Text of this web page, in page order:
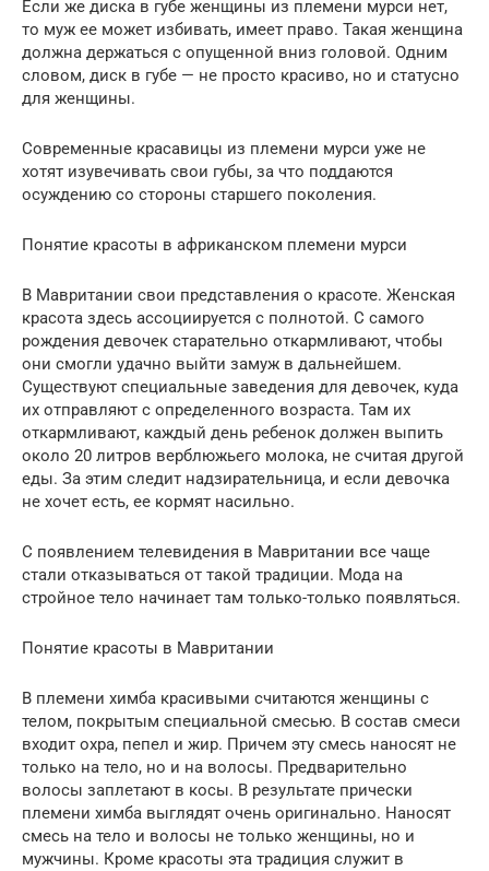
Если же диска в губе женщины из племени мурси нет,
то муж ее может избивать, имеет право. Такая женщина
должна держаться с опущенной вниз головой. Одним
словом, диск в губе — не просто красиво, но и статусно
для женщины.
Современные красавицы из племени мурси уже не
хотят изувечивать свои губы, за что поддаются
осуждению со стороны старшего поколения.
Понятие красоты в африканском племени мурси
В Мавритании свои представления о красоте. Женская
красота здесь ассоциируется с полнотой. С самого
рождения девочек старательно откармливают, чтобы
они смогли удачно выйти замуж в дальнейшем.
Существуют специальные заведения для девочек, куда
их отправляют с определенного возраста. Там их
откармливают, каждый день ребенок должен выпить
около 20 литров верблюжьего молока, не считая другой
еды. За этим следит надзирательница, и если девочка
не хочет есть, ее кормят насильно.
С появлением телевидения в Мавритании все чаще
стали отказываться от такой традиции. Мода на
стройное тело начинает там только-только появляться.
Понятие красоты в Мавритании
В племени химба красивыми считаются женщины с
телом, покрытым специальной смесью. В состав смеси
входит охра, пепел и жир. Причем эту смесь наносят не
только на тело, но и на волосы. Предварительно
волосы заплетают в косы. В результате прически
племени химба выглядят очень оригинально. Наносят
смесь на тело и волосы не только женщины, но и
мужчины. Кроме красоты эта традиция служит в